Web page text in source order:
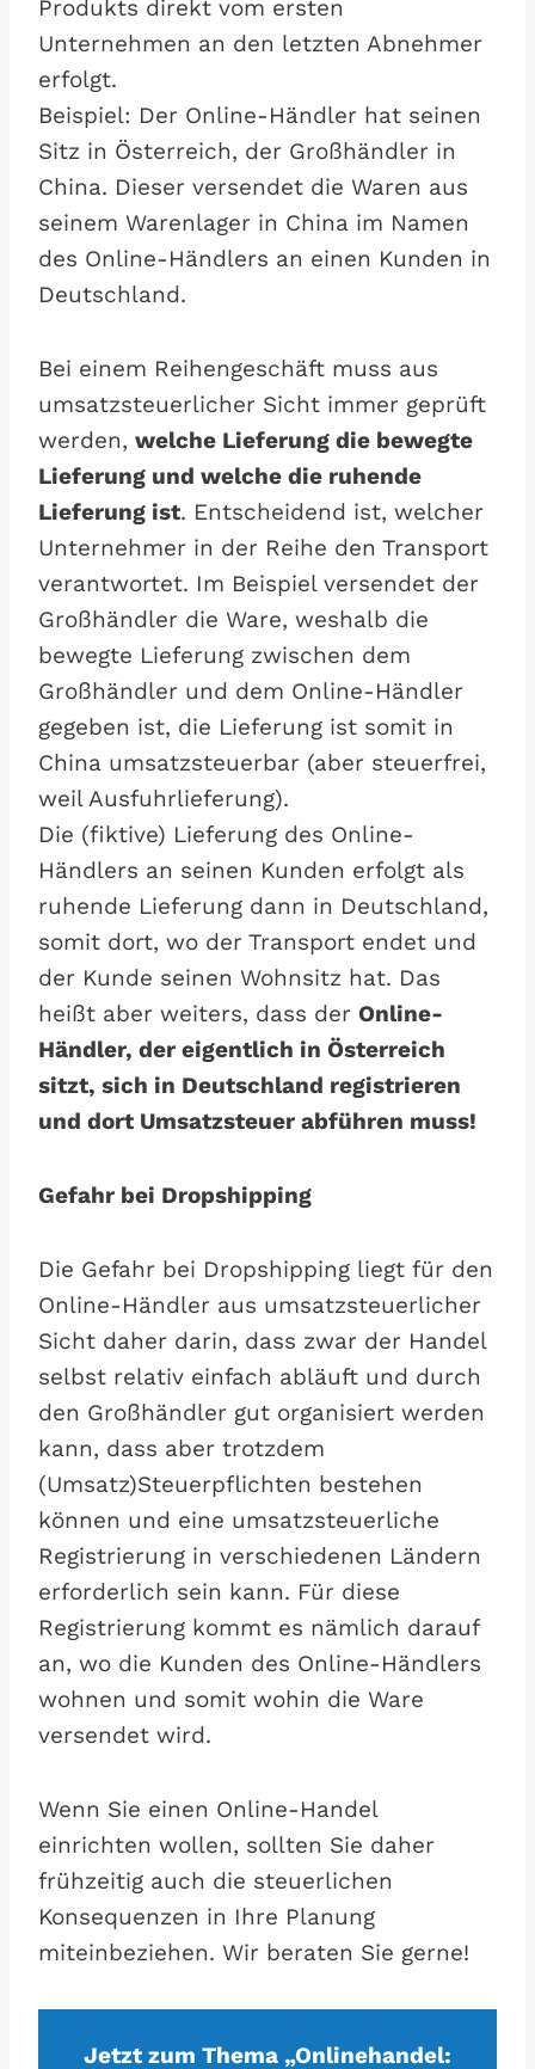
Produkts direkt vom ersten
Unternehmen an den letzten Abnehmer
erfolgt.
Beispiel: Der Online-Händler hat seinen
Sitz in Österreich, der Großhändler in
China. Dieser versendet die Waren aus
seinem Warenlager in China im Namen
des Online-Händlers an einen Kunden in
Deutschland.
Bei einem Reihengeschäft muss aus
umsatzsteuerlicher Sicht immer geprüft
werden, welche Lieferung die bewegte
Lieferung und welche die ruhende
Lieferung ist. Entscheidend ist, welcher
Unternehmer in der Reihe den Transport
verantwortet. Im Beispiel versendet der
Großhändler die Ware, weshalb die
bewegte Lieferung zwischen dem
Großhändler und dem Online-Händler
gegeben ist, die Lieferung ist somit in
China umsatzsteuerbar (aber steuerfrei,
weil Ausfuhrlieferung).
Die (fiktive) Lieferung des Online-
Händlers an seinen Kunden erfolgt als
ruhende Lieferung dann in Deutschland,
somit dort, wo der Transport endet und
der Kunde seinen Wohnsitz hat. Das
heißt aber weiters, dass der Online-
Händler, der eigentlich in Österreich
sitzt, sich in Deutschland registrieren
und dort Umsatzsteuer abführen muss!
Gefahr bei Dropshipping
Die Gefahr bei Dropshipping liegt für den
Online-Händler aus umsatzsteuerlicher
Sicht daher darin, dass zwar der Handel
selbst relativ einfach abläuft und durch
den Großhändler gut organisiert werden
kann, dass aber trotzdem
(Umsatz)Steuerpflichten bestehen
können und eine umsatzsteuerliche
Registrierung in verschiedenen Ländern
erforderlich sein kann. Für diese
Registrierung kommt es nämlich darauf
an, wo die Kunden des Online-Händlers
wohnen und somit wohin die Ware
versendet wird.
Wenn Sie einen Online-Handel
einrichten wollen, sollten Sie daher
frühzeitig auch die steuerlichen
Konsequenzen in Ihre Planung
miteinbeziehen. Wir beraten Sie gerne!
Jetzt zum Thema „Onlinehandel: